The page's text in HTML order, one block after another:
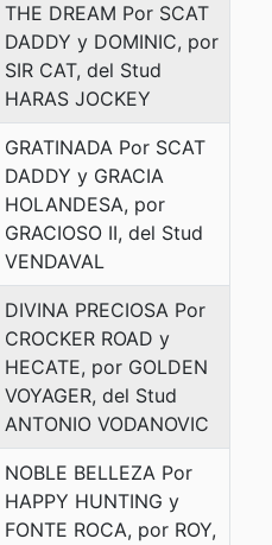
THE DREAM Por SCAT
DADDY y DOMINIC, por
SIR CAT, del Stud
HARAS JOCKEY
GRATINADA Por SCAT
DADDY y GRACIA
HOLANDESA, por
GRACIOSO II, del Stud
VENDAVAL
DIVINA PRECIOSA Por
CROCKER ROAD y
HECATE, por GOLDEN
VOYAGER, del Stud
ANTONIO VODANOVIC
NOBLE BELLEZA Por
HAPPY HUNTING y
FONTE ROCA, por ROY,